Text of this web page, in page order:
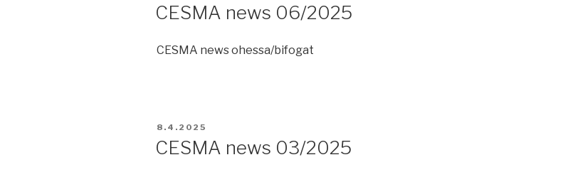
CESMA news 06/2025
CESMA news ohessa/bifogat
JULKAISTU
8.4.2025
CESMA news 03/2025